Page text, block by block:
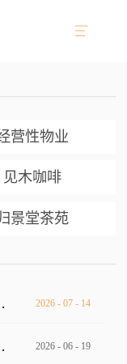
营性物业
见木咖啡
景堂茶苑
荣获双金 2026 - 07 - 14
务技能大赛 2026 - 06 - 19